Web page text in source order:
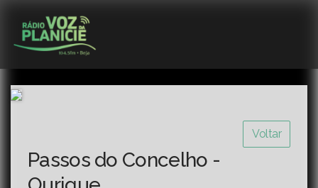
Voltar
Passos do Concelho -